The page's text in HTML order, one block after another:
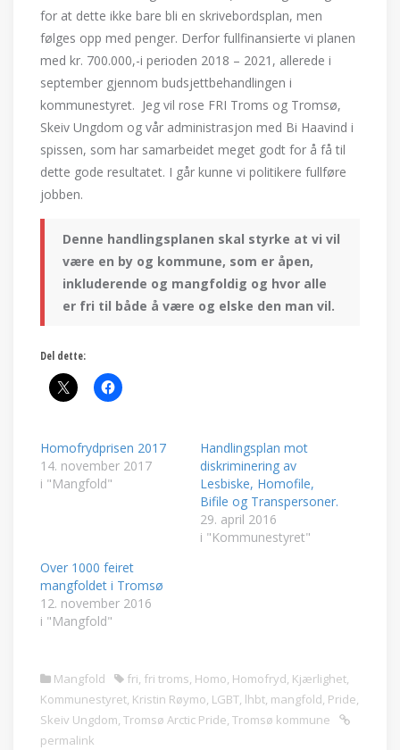
for at dette ikke bare bli en skrivebordsplan, men
følges opp med penger. Derfor fullfinansierte vi planen
med kr. 700.000,-i perioden 2018 – 2021, allerede i
september gjennom budsjettbehandlingen i
kommunestyret. Jeg vil rose FRI Troms og Tromsø,
Skeiv Ungdom og vår administrasjon med Bi Haavind i
spissen, som har samarbeidet meget godt for å få til
dette gode resultatet. I går kunne vi politikere fullføre
jobben.
Denne handlingsplanen skal styrke at vi vil
være en by og kommune, som er åpen,
inkluderende og mangfoldig og hvor alle
er fri til både å være og elske den man vil.
Del dette:
Homofrydprisen 2017
14. november 2017
i "Mangfold"
Handlingsplan mot
diskriminering av
Lesbiske, Homofile,
Bifile og Transpersoner.
29. april 2016
i "Kommunestyret"
Over 1000 feiret
mangfoldet i Tromsø
12. november 2016
i "Mangfold"
Mangfold fri, fri troms, Homo, Homofryd, Kjærlighet,
Kommunestyret, Kristin Røymo, LGBT, lhbt, mangfold, Pride,
Skeiv Ungdom, Tromsø Arctic Pride, Tromsø kommune
permalink